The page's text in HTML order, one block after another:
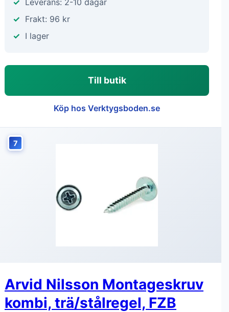
Leverans: 2-10 dagar
Frakt: 96 kr
I lager
Till butik
Köp hos Verktygsboden.se
7
Arvid Nilsson Montageskruv
kombi, trä/stålregel, FZB